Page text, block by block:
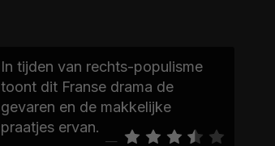
In tijden van rechts-populisme
toont dit Franse drama de
gevaren en de makkelijke
praatjes ervan.